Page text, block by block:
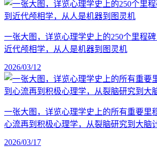
一张大图，详览心理学史上的250个里程
近代颅相学，从人是机器到图灵机
2026/03/12
一张大图，详览心理学史上的所有重要里
心流再到积极心理学，从裂脑研究到大脑
2026/03/17